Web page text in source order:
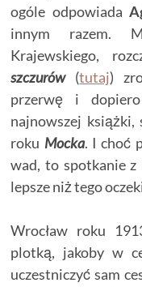
ogóle odpowiada
innym razem.
Krajewskiego,
szczurów(tutaj)
przerwę i
najnowszej książki,
roku Mocka. I choć
wad, to spotkanie z
lepsze niż tego
Wrocław roku
plotką, jakoby w
uczestniczyć sam